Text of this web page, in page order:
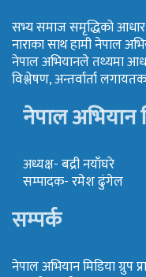
सभ्य समाज समृद्धिको आधार,
नाराका साथ हामी नेपाल
नेपाल अभियानले तथ्यमा
विश्लेषण, अन्तर्वार्ता
नेपाल अभियान
अध्यक्ष- बद्री नयाँघरे
सम्पादक- रमेश ढुंगेल
सम्पर्क
नेपाल अभियान मिडिया ग्रुप